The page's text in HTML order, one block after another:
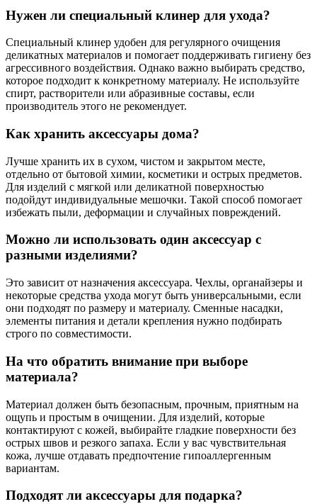
Нужен ли специальный клинер для ухода?
Специальный клинер удобен для регулярного очищения
деликатных материалов и помогает поддерживать гигиену без
агрессивного воздействия. Однако важно выбирать средство,
которое подходит к конкретному материалу. Не используйте
спирт, растворители или абразивные составы, если
производитель этого не рекомендует.
Как хранить аксессуары дома?
Лучше хранить их в сухом, чистом и закрытом месте,
отдельно от бытовой химии, косметики и острых предметов.
Для изделий с мягкой или деликатной поверхностью
подойдут индивидуальные мешочки. Такой способ помогает
избежать пыли, деформации и случайных повреждений.
Можно ли использовать один аксессуар с
разными изделиями?
Это зависит от назначения аксессуара. Чехлы, органайзеры и
некоторые средства ухода могут быть универсальными, если
они подходят по размеру и материалу. Сменные насадки,
элементы питания и детали крепления нужно подбирать
строго по совместимости.
На что обратить внимание при выборе
материала?
Материал должен быть безопасным, прочным, приятным на
ощупь и простым в очищении. Для изделий, которые
контактируют с кожей, выбирайте гладкие поверхности без
острых швов и резкого запаха. Если у вас чувствительная
кожа, лучше отдавать предпочтение гипоаллергенным
вариантам.
Подходят ли аксессуары для подарка?